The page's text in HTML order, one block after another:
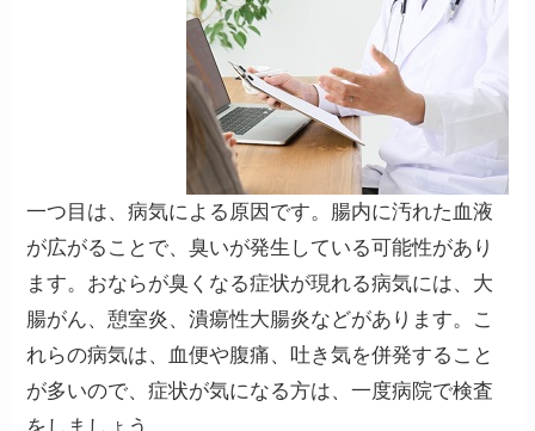
一つ目は、病気による原因です。腸内に汚れた血液
が広がることで、臭いが発生している可能性があり
ます。おならが臭くなる症状が現れる病気には、大
腸がん、憩室炎、潰瘍性大腸炎などがあります。こ
れらの病気は、 血便や腹痛、吐き気を併発すること
が多いので、症状が気になる方は、一度病院で検査
をしましょう。